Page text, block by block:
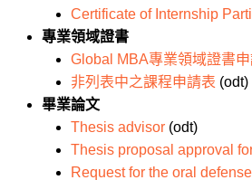
Certificate of Internship
專業領域證書
Global MBA專業領域證書
非列表中之課程申請表 (odt)
畢業論文
Thesis advisor (odt)
Thesis proposal approval
Request for the oral defense